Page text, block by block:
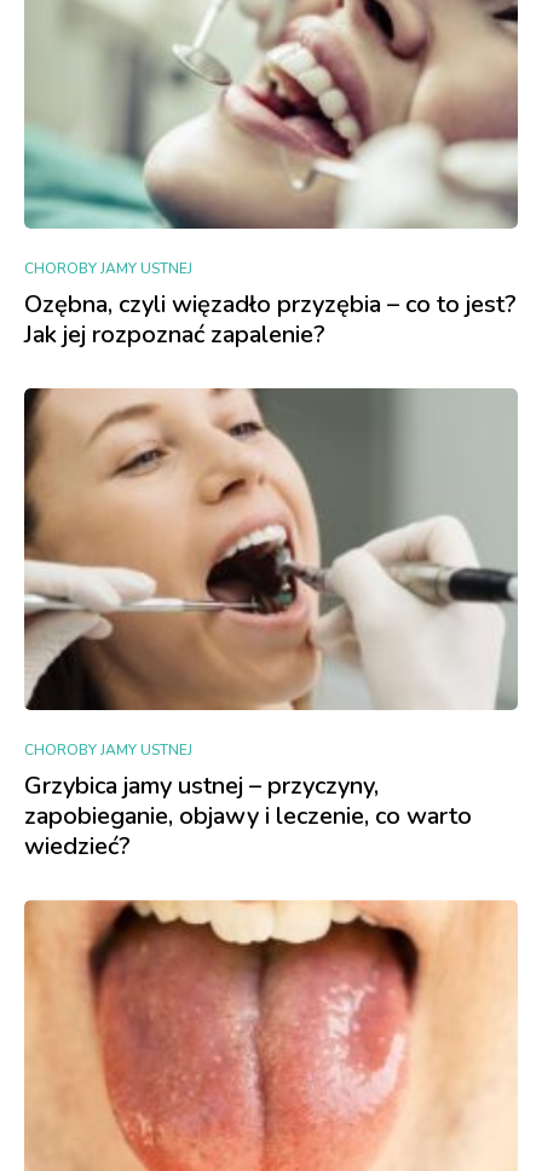
CHOROBY JAMY USTNEJ
Ozębna, czyli więzadło przyzębia – co to jest?
Jak jej rozpoznać zapalenie?
CHOROBY JAMY USTNEJ
Grzybica jamy ustnej – przyczyny,
zapobieganie, objawy i leczenie, co warto
wiedzieć?